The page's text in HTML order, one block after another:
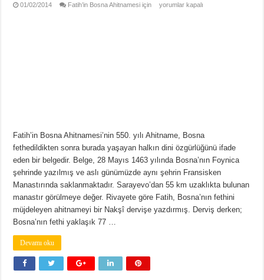
01/02/2014 Fatih’in Bosna Ahitnamesi için yorumlar kapalı
Fatih’in Bosna Ahitnamesi’nin 550. yılı Ahitname, Bosna
fethedildikten sonra burada yaşayan halkın dini özgürlüğünü ifade
eden bir belgedir. Belge, 28 Mayıs 1463 yılında Bosna’nın Foynica
şehrinde yazılmış ve aslı günümüzde aynı şehrin Fransisken
Manastırında saklanmaktadır. Sarayevo’dan 55 km uzaklıkta bulunan
manastır görülmeye değer. Rivayete göre Fatih, Bosna’nın fethini
müjdeleyen ahitnameyi bir Nakşî dervişe yazdırmış. Derviş derken;
Bosna’nın fethi yaklaşık 77 …
Devamı oku